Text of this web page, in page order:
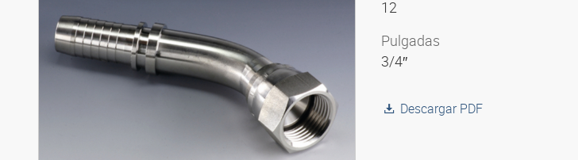
12
Pulgadas
3/4″
Descargar PDF